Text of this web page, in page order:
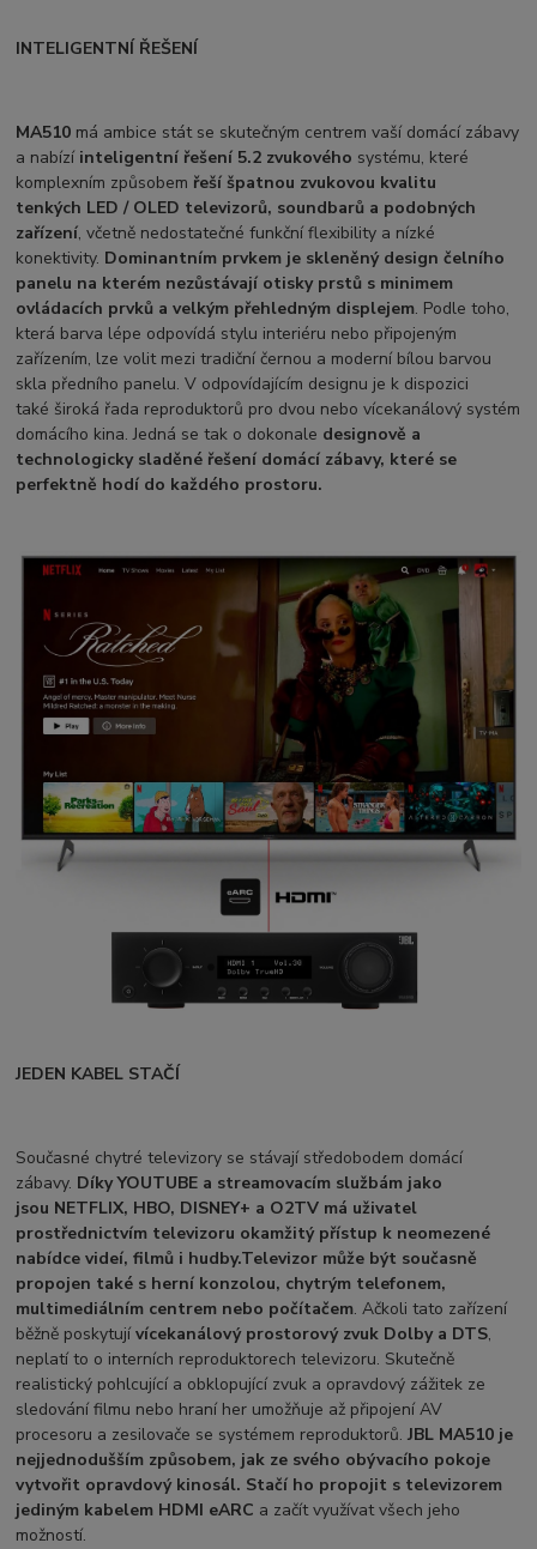
INTELIGENTNÍ ŘEŠENÍ
MA510 má ambice stát se skutečným centrem vaší domácí zábavy
a nabízí inteligentní řešení 5.2 zvukového systému, které
komplexním způsobem řeší špatnou zvukovou kvalitu
tenkých LED / OLED televizorů, soundbarů a podobných
zařízení, včetně nedostatečné funkční flexibility a nízké
konektivity. Dominantním prvkem je skleněný design čelního
panelu na kterém nezůstávají otisky prstů s minimem
ovládacích prvků a velkým přehledným displejem. Podle toho,
která barva lépe odpovídá stylu interiéru nebo připojeným
zařízením, lze volit mezi tradiční černou a moderní bílou barvou
skla předního panelu. V odpovídajícím designu je k dispozici
také široká řada reproduktorů pro dvou nebo vícekanálový systém
domácího kina. Jedná se tak o dokonale designově a
technologicky sladěné řešení domácí zábavy, které se
perfektně hodí do každého prostoru.
JEDEN KABEL STAČÍ
Současné chytré televizory se stávají středobodem domácí
zábavy. Díky YOUTUBE a streamovacím službám jako
jsou NETFLIX, HBO, DISNEY+ a O2TV má uživatel
prostřednictvím televizoru okamžitý přístup k neomezené
nabídce videí, filmů i hudby.Televizor může být současně
propojen také s herní konzolou, chytrým telefonem,
multimediálním centrem nebo počítačem. Ačkoli tato zařízení
běžně poskytujívícekanálový prostorový zvuk Dolby a DTS,
neplatí to o interních reproduktorech televizoru. Skutečně
realistický pohlcující a obklopující zvuk a opravdový zážitek ze
sledování filmu nebo hraní her umožňuje až připojení AV
procesoru a zesilovače se systémem reproduktorů.JBL MA510 je
nejjednodušším způsobem, jak ze svého obývacího pokoje
vytvořit opravdový kinosál. Stačí ho propojit s televizorem
jediným kabelem HDMI eARC a začít využívat všech jeho
možností.